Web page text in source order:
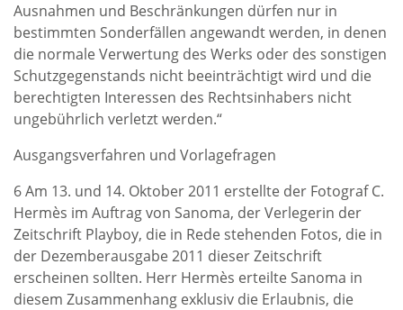
Ausnahmen und Beschränkungen dürfen nur in
bestimmten Sonderfällen angewandt werden, in denen
die normale Verwertung des Werks oder des sonstigen
Schutzgegenstands nicht beeinträchtigt wird und die
berechtigten Interessen des Rechtsinhabers nicht
ungebührlich verletzt werden.“
Ausgangsverfahren und Vorlagefragen
6 Am 13. und 14. Oktober 2011 erstellte der Fotograf C.
Hermès im Auftrag von Sanoma, der Verlegerin der
Zeitschrift Playboy, die in Rede stehenden Fotos, die in
der Dezemberausgabe 2011 dieser Zeitschrift
erscheinen sollten. Herr Hermès erteilte Sanoma in
diesem Zusammenhang exklusiv die Erlaubnis, die